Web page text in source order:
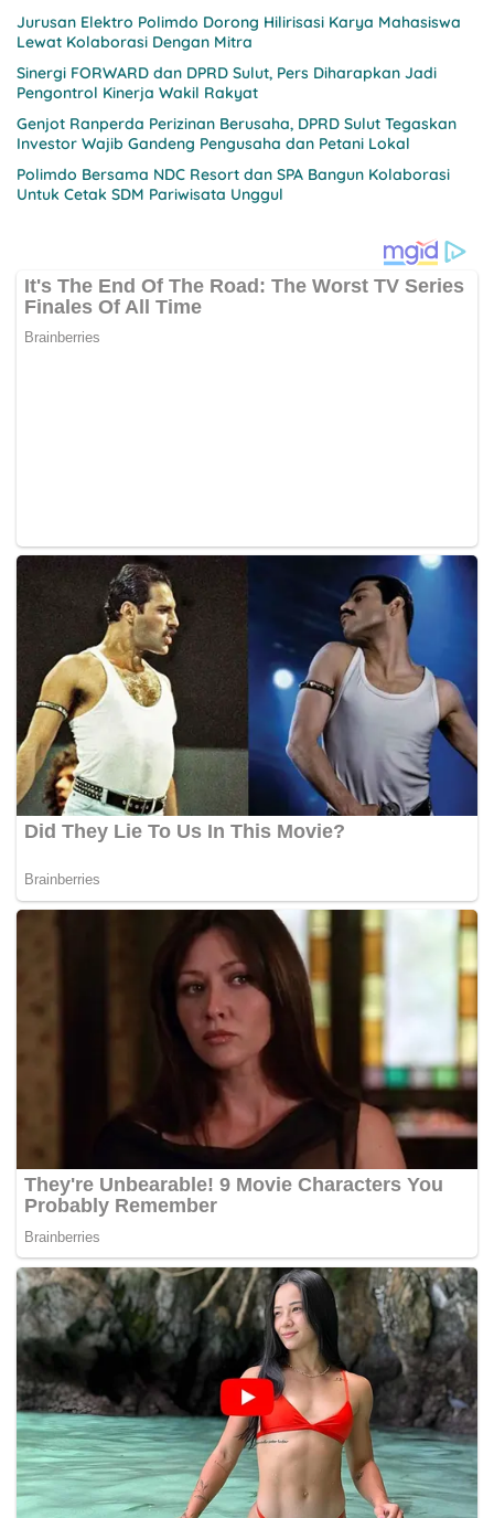
Jurusan Elektro Polimdo Dorong Hilirisasi Karya Mahasiswa
Lewat Kolaborasi Dengan Mitra
Sinergi FORWARD dan DPRD Sulut, Pers Diharapkan Jadi
Pengontrol Kinerja Wakil Rakyat
Genjot Ranperda Perizinan Berusaha, DPRD Sulut Tegaskan
Investor Wajib Gandeng Pengusaha dan Petani Lokal
Polimdo Bersama NDC Resort dan SPA Bangun Kolaborasi
Untuk Cetak SDM Pariwisata Unggul